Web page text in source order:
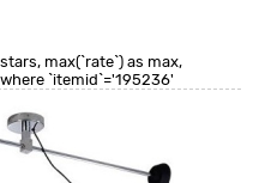
max(`rate`) as max,
`itemid`='195236'